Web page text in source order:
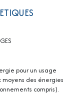
est exposé sont
pour un usage
moyens des énergies
compris).